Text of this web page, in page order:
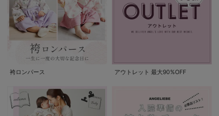
袴ロンパース アウトレット 最大90%OFF